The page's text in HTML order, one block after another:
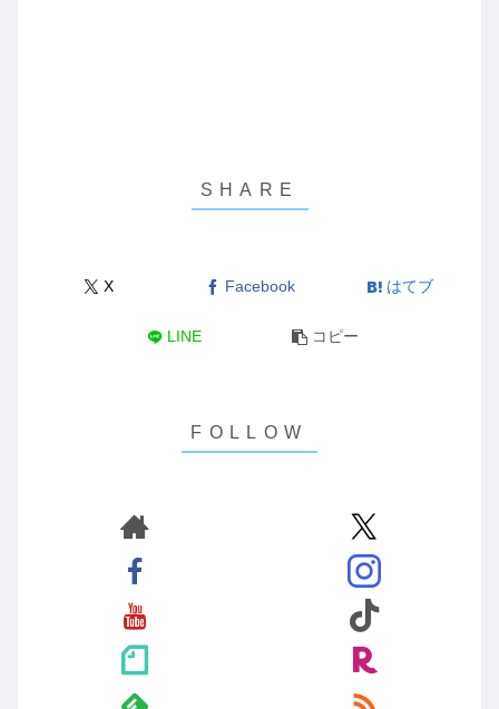
X Facebook はてブ
LINE コピー